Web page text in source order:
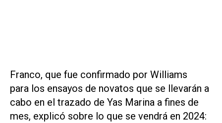
Franco, que fue confirmado por Williams
para los ensayos de novatos que se llevarán a
cabo en el trazado de Yas Marina a fines de
mes, explicó sobre lo que se vendrá en 2024: